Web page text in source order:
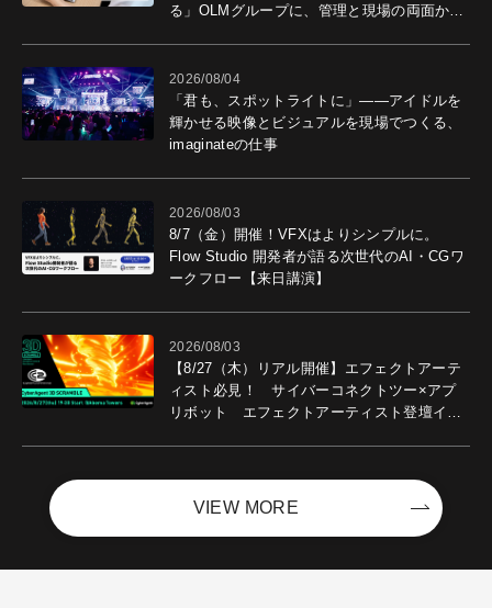
る」OLMグループに、管理と現場の両面から
2026/08/04
「君も、スポットライトに」――アイドルを
輝かせる映像とビジュアルを現場でつくる、
imaginateの仕事
2026/08/03
8/7（金）開催！VFXはよりシンプルに。
Flow Studio 開発者が語る次世代のAI・CGワ
ークフロー【来日講演】
2026/08/03
【8/27（木）リアル開催】エフェクトアーテ
ィスト必見！ サイバーコネクトツー×アプ
リボット エフェクトアーティスト登壇イベ
VIEW MORE